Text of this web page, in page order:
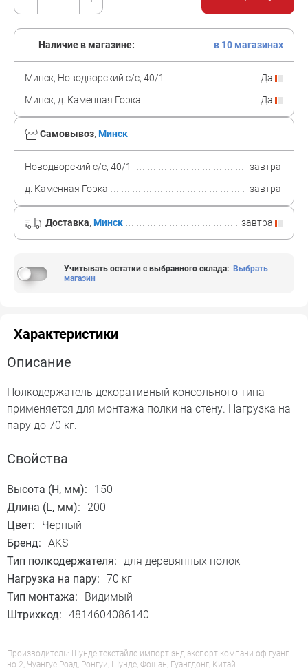
Самовывоз, Минск
Новодворский с/с, 40/1
завтра
д. Каменная Горка
завтра
Доставка, Минск завтра
Наличие в магазине: в 10 магазинах
Минск, Новодворский с/с, 40/1
Да
Минск, д. Каменная Горка
Да
Учитывать остатки с выбранного склада: Выбрать
магазин
Характеристики
Описание
Полкодержатель декоративный консольного типа
применяется для монтажа полки на стену. Нагрузка на
пару до 70 кг.
Свойства
Высота (H, мм):
150
Длина (L, мм):
200
Цвет:
Черный
Бренд: AKS
Тип полкодержателя: для деревянных полок
Нагрузка на пару: 70 кг
Тип монтажа:
Видимый
Штрихкод: 4814604086140
Производитель: Шунде текстайлс импорт энд экспорт компани оф гуанг
но.2, Чуангуе Роад, Ронгуи, Шунде, Фошан, Гуангдонг, Китай